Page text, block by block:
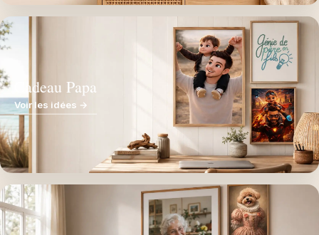
Cadeau Papa
Voir les idées →